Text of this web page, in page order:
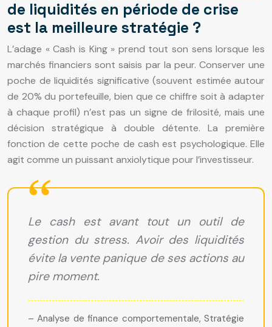
de liquidités en période de crise
est la meilleure stratégie ?
L’adage « Cash is King » prend tout son sens lorsque les
marchés financiers sont saisis par la peur. Conserver une
poche de liquidités significative (souvent estimée autour
de 20% du portefeuille, bien que ce chiffre soit à adapter
à chaque profil) n’est pas un signe de frilosité, mais une
décision stratégique à double détente. La première
fonction de cette poche de cash est psychologique. Elle
agit comme un puissant anxiolytique pour l’investisseur.
Le cash est avant tout un outil de
gestion du stress. Avoir des liquidités
évite la vente panique de ses actions au
pire moment.
– Analyse de finance comportementale, Stratégie